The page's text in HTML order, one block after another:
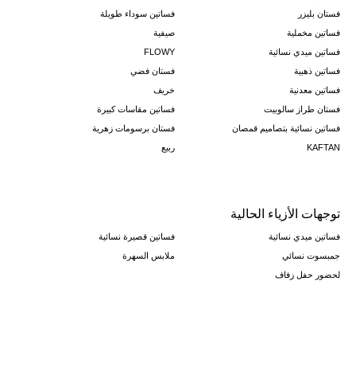
فستان بليزر
فساتين سوداء طويلة
فساتين مخملية
صيفية
فساتين ميدي نسائية
FLOWY
فساتين ذهبية
فستان فضي
فساتين معدنية
خريف
فستان طراز سالوبيت
فساتين مقاسات كبيرة
فساتين نسائية بتصاميم قمصان
فستان برسومات زهرية
KAFTAN
ربيع
توجهات الأزياء الحالية
فساتين ميدي نسائية
فساتين قصيرة نسائية
جمبسوت نسائي
ملابس السهرة
لحضور حفل زفاف